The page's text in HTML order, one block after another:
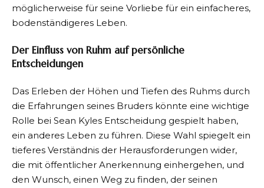
möglicherweise für seine Vorliebe für ein einfacheres,
bodenständigeres Leben.
Der Einfluss von Ruhm auf persönliche
Entscheidungen
Das Erleben der Höhen und Tiefen des Ruhms durch
die Erfahrungen seines Bruders könnte eine wichtige
Rolle bei Sean Kyles Entscheidung gespielt haben,
ein anderes Leben zu führen. Diese Wahl spiegelt ein
tieferes Verständnis der Herausforderungen wider,
die mit öffentlicher Anerkennung einhergehen, und
den Wunsch, einen Weg zu finden, der seinen